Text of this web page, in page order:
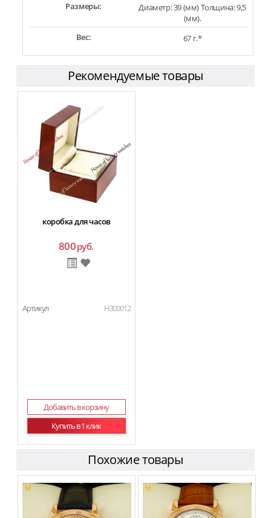
Размеры:
Диаметр: 39 (мм) Толщина: 9,5
(мм).
Вес:
67 г.*
Рекомендуемые товары
коробка для часов
800руб.
Артикул H300012
Добавить в корзину
Купить в 1 клик
Похожие товары